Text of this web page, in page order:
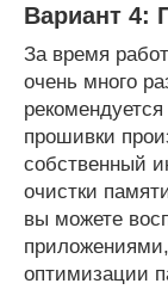
Вариант 4:
За время
очень много
прошивки
собственный
очистки
вы можете
оптимизации